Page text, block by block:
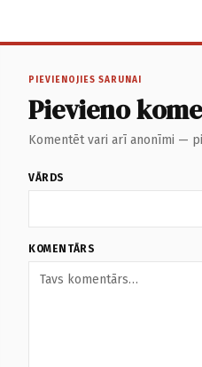
PIEVIENOJIES SARUNAI
Pievieno
Komentēt vari arī anonīmi —
VĀRDS
KOMENTĀRS